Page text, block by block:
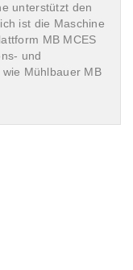
unterstützt den
ist die Maschine
MB MCES
und
Mühlbauer MB